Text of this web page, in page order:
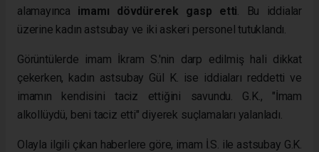
alamayınca imamı dövdürerek gasp etti . Bu iddialar
üzerine kadın astsubay ve iki askeri personel tutuklandı.
Görüntülerde imam İkram S.'nin darp edilmiş hali dikkat
çekerken, kadın astsubay Gül K. ise iddiaları reddetti ve
imamın kendisini taciz ettiğini savundu. G.K., "İmam
alkollüydü, beni taciz etti" diyerek suçlamaları yalanladı.
Olayla ilgili çıkan haberlere göre, imam İ.S. ile astsubay G.K.